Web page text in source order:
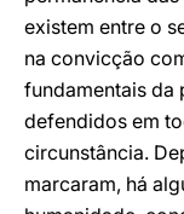
existem entre o
na convicção
fundamentais da
defendidos em
circunstância.
marcaram, há